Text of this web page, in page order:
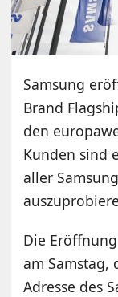
Samsung
Brand
den
Kunden sind
aller
Die
am Samstag,
Adresse des